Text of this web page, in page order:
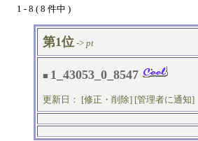
1 - 8 ( 8 件中 )
第1位 -> pt
■ 1_43053_0_8547
更新日： [修正・削除] [管理者に通知]